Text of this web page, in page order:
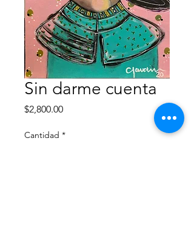
Sin darme cuenta
$2,800.00Precio
Cantidad *